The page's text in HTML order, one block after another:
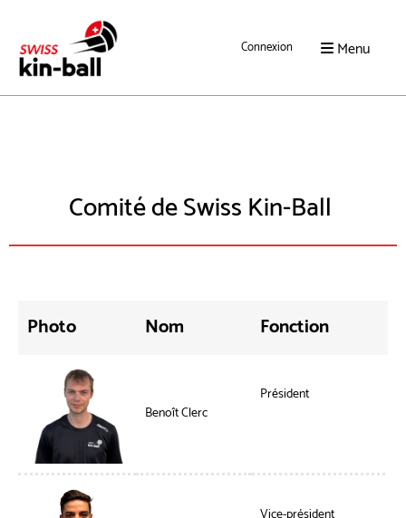
Connexion Menu
Comité de Swiss Kin-Ball
Photo Nom Fonction
Benoît Clerc
Président